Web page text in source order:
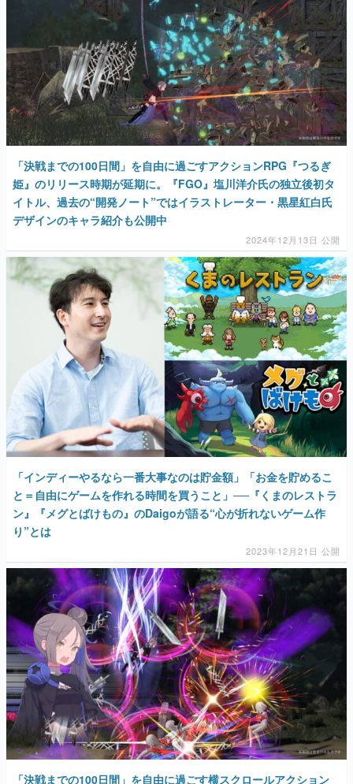
「決戦までの100日間」を自由に過ごすアクションRPG『つるぎ
姫』のリリース時期が延期に。『FGO』塩川洋介氏の独立後初タ
イトル、過去の“開発ノート”ではイラストレーター・黒星紅白氏
デザインのキャラ紹介も公開中
2024年12月13日 公開
「インディーやるなら一番大事なのは貯金額」「お金を貯めるこ
と＝自由にゲームを作れる時間を買うこと」──『くまのレストラ
ン』『メグとばけもの』のDaigoが語る“心が折れないゲーム作
り”とは
2023年12月21日 公開
「決戦までの100日間」を自由に過ごす横スクロールアクション
RPG『つるぎ姫』最新映像が公開。『サモンナイト』『キノの
旅』の黒星紅白氏がデザインした“つるぎ使い”たちとのバトルが
多彩すぎて楽しみ